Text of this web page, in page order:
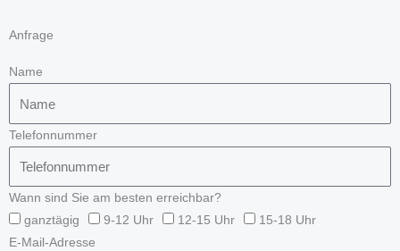
Anfrage
Name
Telefonnummer
Wann sind Sie am besten erreichbar?
ganztägig
9-12 Uhr 12-15 Uhr
15-18 Uhr
E-Mail-Adresse